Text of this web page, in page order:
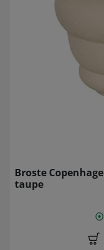
Broste
taupe